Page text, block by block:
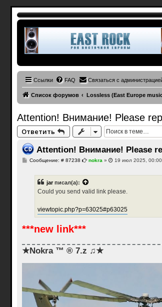
Ссылки FAQ Связаться с
Список форумов Lossless (East Europe
Attention! Внимание! Please
Ответить
Attention! Внимание! Please
Сообщение: # 87238 С
щ
е
е
nokra » 19 июл 2025, 00:00
jarписал(а):
Could you send valid link please.
viewtopic.php?p=63025#p63025
***new link***
★Nokra ™ ® 7.z ♫★